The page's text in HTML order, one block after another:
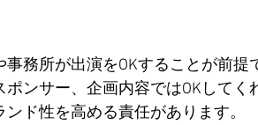
務所が出演をOKすることが前提
ンサー、企画内容ではOKしてく
ド性を高める責任があります。